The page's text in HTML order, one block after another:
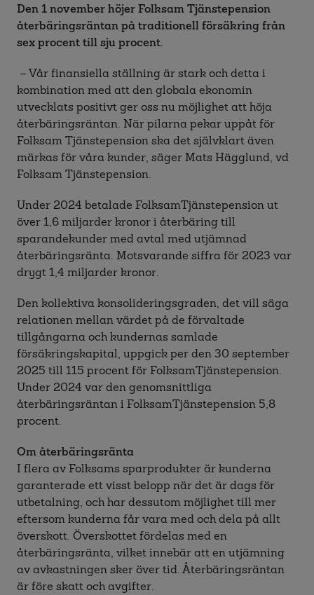
Den 1 november höjer Folksam Tjänstepension
återbäringsräntan på traditionell försäkring från
sex procent till sju procent.
– Vår finansiella ställning är stark och detta i
kombination med att den globala ekonomin
utvecklats positivt ger oss nu möjlighet att höja
återbäringsräntan. När pilarna pekar uppåt för
Folksam Tjänstepension ska det självklart även
märkas för våra kunder, säger Mats Hägglund, vd
Folksam Tjänstepension.
Under 2024 betalade FolksamTjänstepension ut
över 1,6 miljarder kronor i återbäring till
sparandekunder med avtal med utjämnad
återbäringsränta. Motsvarande siffra för 2023 var
drygt 1,4 miljarder kronor.
Den kollektiva konsolideringsgraden, det vill säga
relationen mellan värdet på de förvaltade
tillgångarna och kundernas samlade
försäkringskapital, uppgick per den 30 september
2025 till 115 procent för FolksamTjänstepension.
Under 2024 var den genomsnittliga
återbäringsräntan i FolksamTjänstepension 5,8
procent.
Om återbäringsränta
I flera av Folksams sparprodukter är kunderna
garanterade ett visst belopp när det är dags för
utbetalning, och har dessutom möjlighet till mer
eftersom kunderna får vara med och dela på allt
överskott. Överskottet fördelas med en
återbäringsränta, vilket innebär att en utjämning
av avkastningen sker över tid. Återbäringsräntan
är före skatt och avgifter.